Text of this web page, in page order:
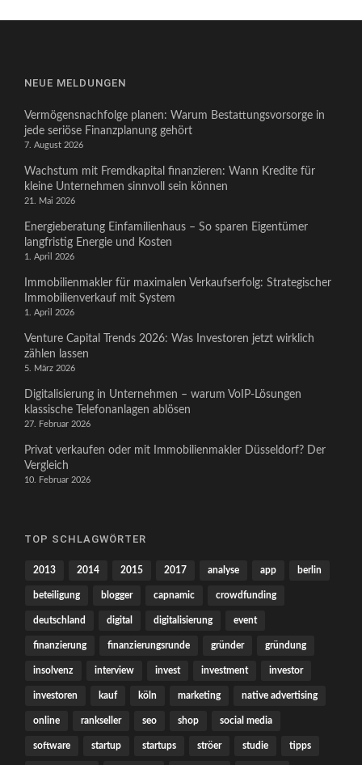
NEUE MELDUNGEN
Vermögensnachfolge planen: Warum Bestattungsvorsorge in
jede seriöse Finanzplanung gehört
7. August 2026
Wachstum mit Fremdkapital finanzieren: Wann Kredite für
kleine Unternehmen sinnvoll sein können
21. Mai 2026
Energieberatung Einfamilienhaus – So sparen Eigentümer
langfristig Energie und Kosten
1. April 2026
Immobilienmakler für maximalen Verkaufserfolg: Strategischer
Immobilienverkauf mit System
1. April 2026
Venture Capital Trends 2026: Was Investoren jetzt wirklich
zählen lassen
5. März 2026
Digitalisierung in Unternehmen – warum VoIP-Lösungen
klassische Telefonanlagen ablösen
27. Februar 2026
Privat verkaufen oder mit Immobilienmakler Düsseldorf? Der
Vergleich
10. Februar 2026
TOP SCHLAGWÖRTER
2013 2014 2015 2017 analyse app berlin
beteiligung blogger capnamic crowdfunding
deutschland digital digitalisierung event
finanzierung finanzierungsrunde gründer gründung
insolvenz interview invest investment investor
investoren kauf köln marketing native advertising
online rankseller seo shop social media
software startup startups ströer studie tipps